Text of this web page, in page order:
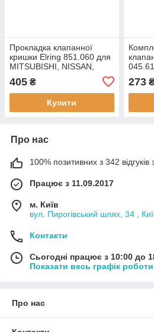
Прокладка клапанної
кришки Elring 851.060 для
MITSUBISHI, NISSAN,
OPEL, RENAULT, SUZUKI,
VOLVO,
405 ₴
Купити
273
Про нас
100% позитивних з 342 відгуків
Працює з 11.09.2017
м. Київ
вул. Пирогівський шлях, 34 ,
Контакти
Сьогодні працює з 10:00 до
Показати весь графік роботи
Про нас